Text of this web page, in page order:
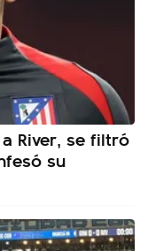
River, se filtró
su